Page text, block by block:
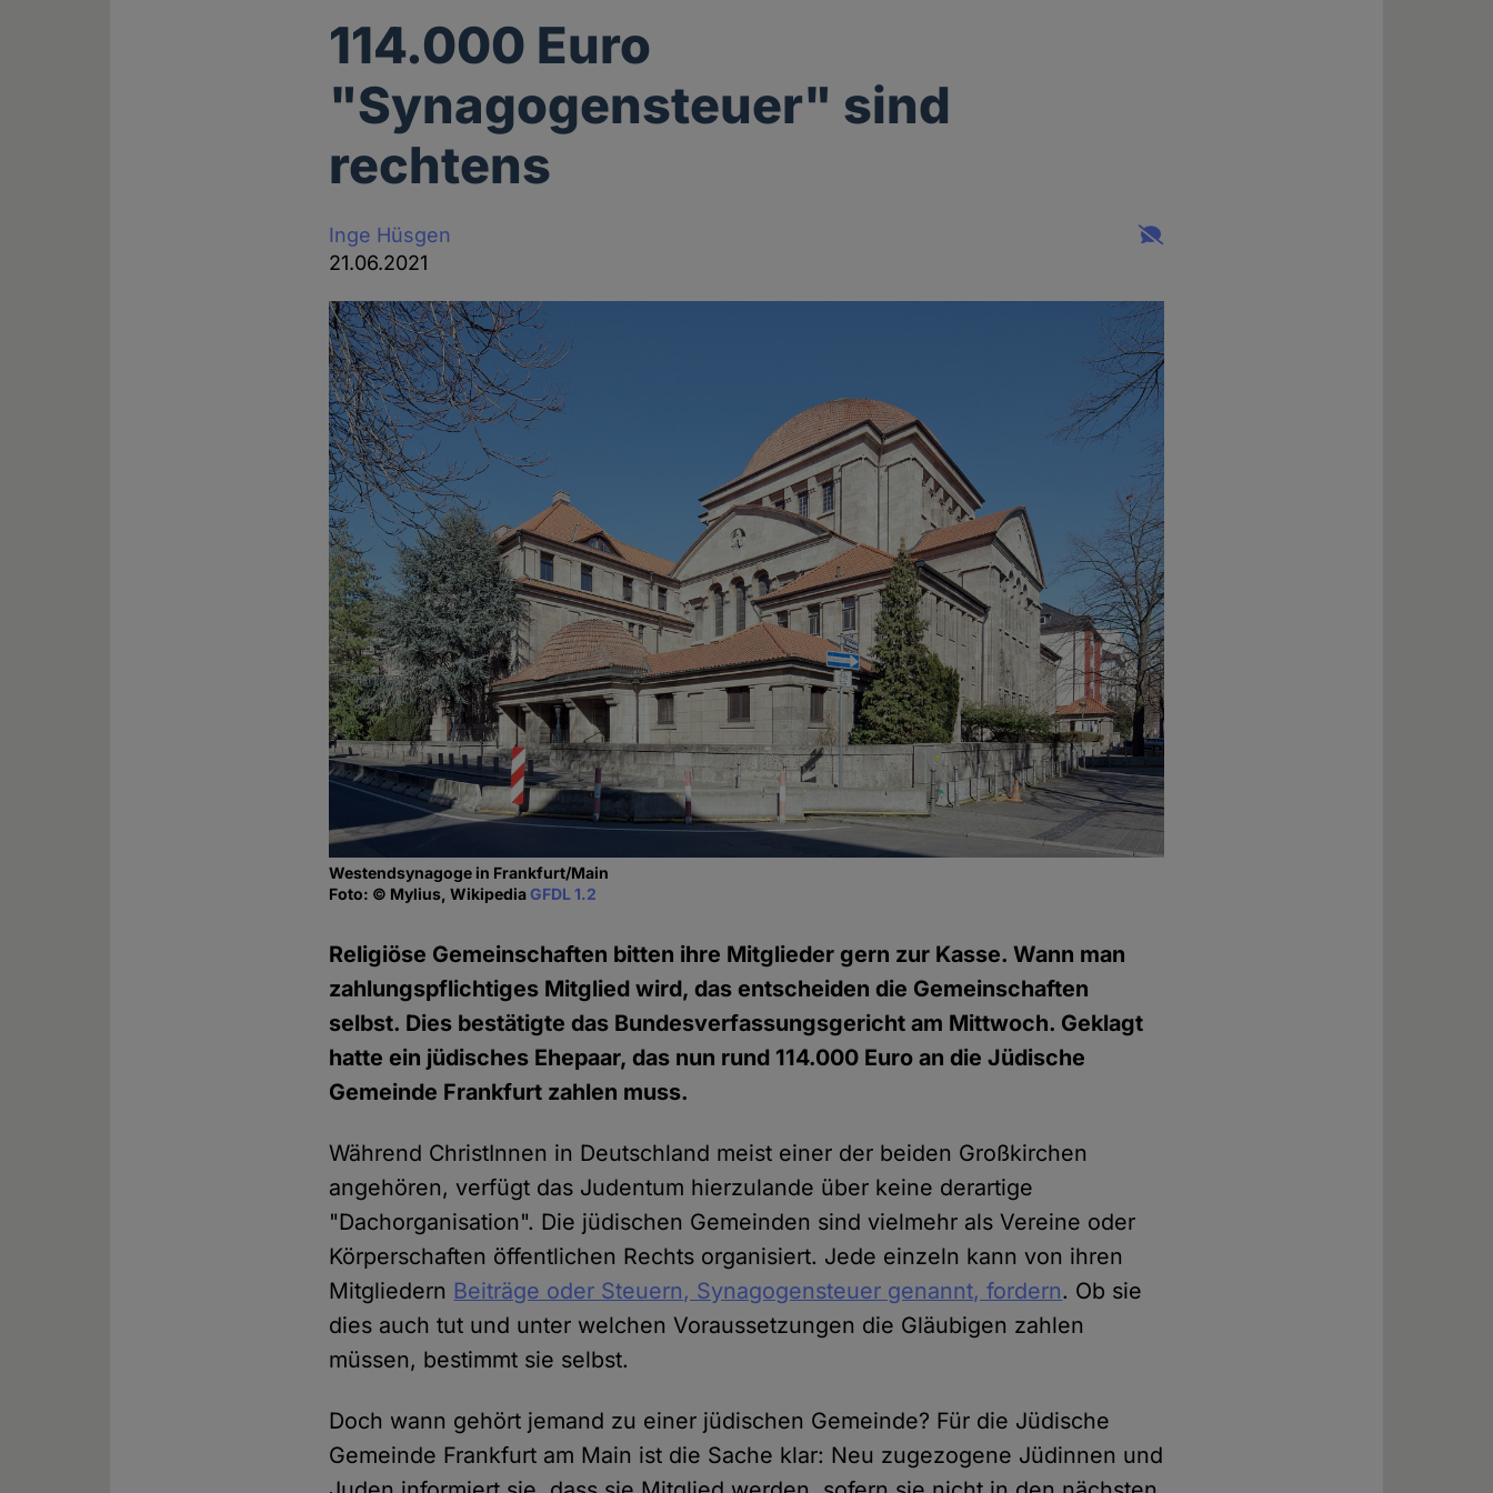
114.000 Euro
"Synagogensteuer" sind
rechtens
Inge Hüsgen
21.06.2021
Westendsynagoge in Frankfurt/Main
Foto: © Mylius, WikipediaGFDL 1.2
Religiöse Gemeinschaften bitten ihre Mitglieder gern zur Kasse. Wann man
zahlungspflichtiges Mitglied wird, das entscheiden die Gemeinschaften
selbst. Dies bestätigte das Bundesverfassungsgericht am Mittwoch. Geklagt
hatte ein jüdisches Ehepaar, das nun rund 114.000 Euro an die Jüdische
Gemeinde Frankfurt zahlen muss.
Während ChristInnen in Deutschland meist einer der beiden Großkirchen
angehören, verfügt das Judentum hierzulande über keine derartige
"Dachorganisation". Die jüdischen Gemeinden sind vielmehr als Vereine oder
Körperschaften öffentlichen Rechts organisiert. Jede einzeln kann von ihren
Mitgliedern Beiträge oder Steuern, Synagogensteuer genannt, fordern. Ob sie
dies auch tut und unter welchen Voraussetzungen die Gläubigen zahlen
müssen, bestimmt sie selbst.
Doch wann gehört jemand zu einer jüdischen Gemeinde? Für die Jüdische
Gemeinde Frankfurt am Main ist die Sache klar: Neu zugezogene Jüdinnen und